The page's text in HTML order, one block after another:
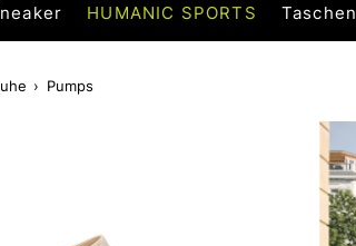
HUMANIC SPORTS Taschen
Pumps